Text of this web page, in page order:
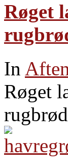
Røget
In
Røget